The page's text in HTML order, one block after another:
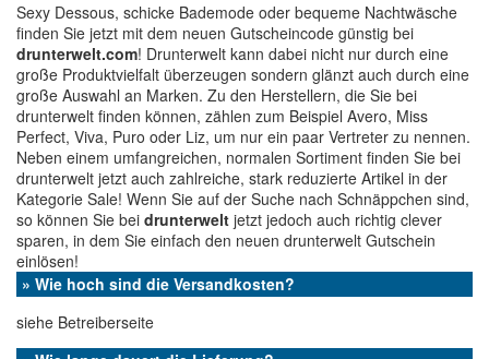
Sexy Dessous, schicke Bademode oder bequeme Nachtwäsche
finden Sie jetzt mit dem neuen Gutscheincode günstig bei
drunterwelt.com! Drunterwelt kann dabei nicht nur durch eine
große Produktvielfalt überzeugen sondern glänzt auch durch eine
große Auswahl an Marken. Zu den Herstellern, die Sie bei
drunterwelt finden können, zählen zum Beispiel Avero, Miss
Perfect, Viva, Puro oder Liz, um nur ein paar Vertreter zu nennen.
Neben einem umfangreichen, normalen Sortiment finden Sie bei
drunterwelt jetzt auch zahlreiche, stark reduzierte Artikel in der
Kategorie Sale! Wenn Sie auf der Suche nach Schnäppchen sind,
so können Sie bei drunterwelt jetzt jedoch auch richtig clever
sparen, in dem Sie einfach den neuen drunterwelt Gutschein
einlösen!
» Wie hoch sind die Versandkosten?
siehe Betreiberseite